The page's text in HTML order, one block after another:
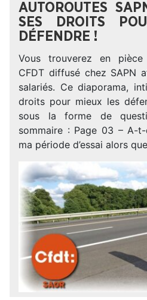
AUTOROUTES
SES DROITS
DÉFENDRE !
Vous trouverez en
CFDT diffusé chez SAPN
salariés. Ce diaporama,
droits pour mieux les
sous la forme de
sommaire : Page 03 – A-
ma période d’essai alors